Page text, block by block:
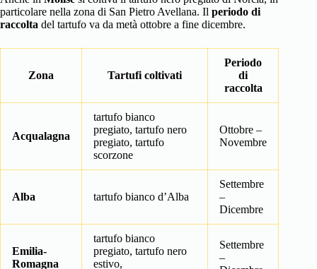
particolare nella zona di San Pietro Avellana. Il periodo di
raccolta del tartufo va da metà ottobre a fine dicembre.
Zona Tartufi coltivati
Periodo
di
raccolta
Acqualagna
tartufo bianco
pregiato, tartufo nero
pregiato, tartufo
scorzone
Ottobre –
Novembre
Alba tartufo bianco d’Alba
Settembre
–
Dicembre
Emilia-
Romagna
tartufo bianco
pregiato, tartufo nero
estivo,
Settembre
–